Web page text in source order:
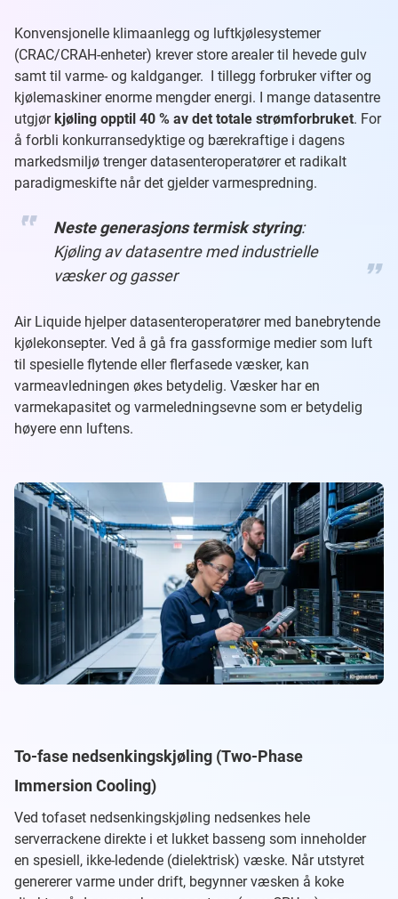
Konvensjonelle klimaanlegg og luftkjølesystemer
(CRAC/CRAH-enheter) krever store arealer til hevede gulv
samt til varme- og kaldganger. I tillegg forbruker vifter og
kjølemaskiner enorme mengder energi. I mange datasentre
utgjørkjøling opptil 40 % av det totale strømforbruket. For
å forbli konkurransedyktige og bærekraftige i dagens
markedsmiljø trenger datasenteroperatører et radikalt
paradigmeskifte når det gjelder varmespredning.
Neste generasjons termisk styring:
Kjøling av datasentre med industrielle
væsker og gasser
Air Liquide hjelper datasenteroperatører med banebrytende
kjølekonsepter. Ved å gå fra gassformige medier som luft
til spesielle flytende eller flerfasede væsker, kan
varmeavledningen økes betydelig. Væsker har en
varmekapasitet og varmeledningsevne som er betydelig
høyere enn luftens.
To-fase nedsenkingskjøling (Two-Phase
Immersion Cooling)
Ved tofaset nedsenkingskjøling nedsenkes hele
serverrackene direkte i et lukket basseng som inneholder
en spesiell, ikke-ledende (dielektrisk) væske. Når utstyret
genererer varme under drift, begynner væsken å koke